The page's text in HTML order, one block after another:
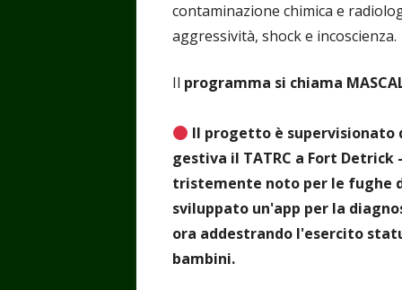
contaminazione chimica e
aggressività, shock e incoscienza.
Il programma si chiama
Il progetto è supervisionato
gestiva il TATRC a Fort
tristemente noto per le fughe
sviluppato un'app per la
ora addestrando l'esercito
bambini.